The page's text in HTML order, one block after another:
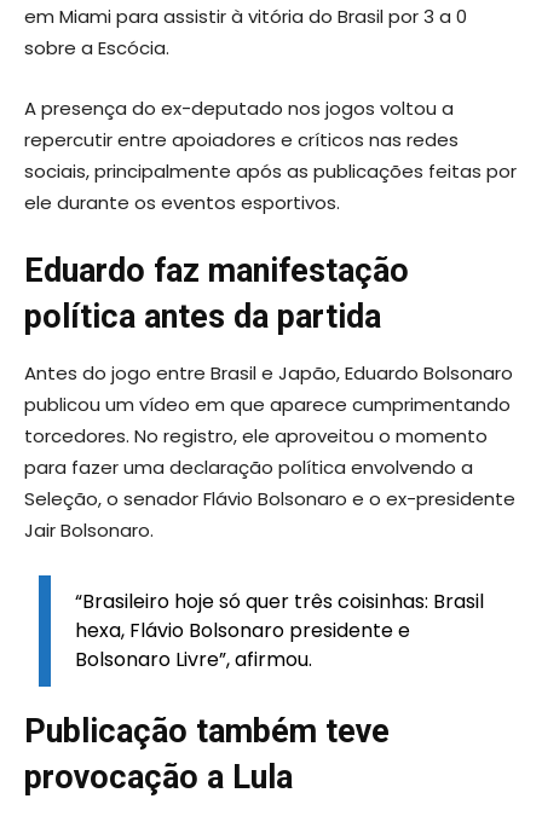
em Miami para assistir à vitória do Brasil por 3 a 0
sobre a Escócia.
A presença do ex-deputado nos jogos voltou a
repercutir entre apoiadores e críticos nas redes
sociais, principalmente após as publicações feitas por
ele durante os eventos esportivos.
Eduardo faz manifestação
política antes da partida
Antes do jogo entre Brasil e Japão, Eduardo Bolsonaro
publicou um vídeo em que aparece cumprimentando
torcedores. No registro, ele aproveitou o momento
para fazer uma declaração política envolvendo a
Seleção, o senador Flávio Bolsonaro e o ex-presidente
Jair Bolsonaro.
“Brasileiro hoje só quer três coisinhas: Brasil
hexa, Flávio Bolsonaro presidente e
Bolsonaro Livre”, afirmou.
Publicação também teve
provocação a Lula